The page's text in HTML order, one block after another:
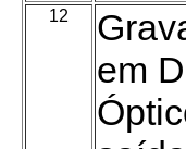
12
em